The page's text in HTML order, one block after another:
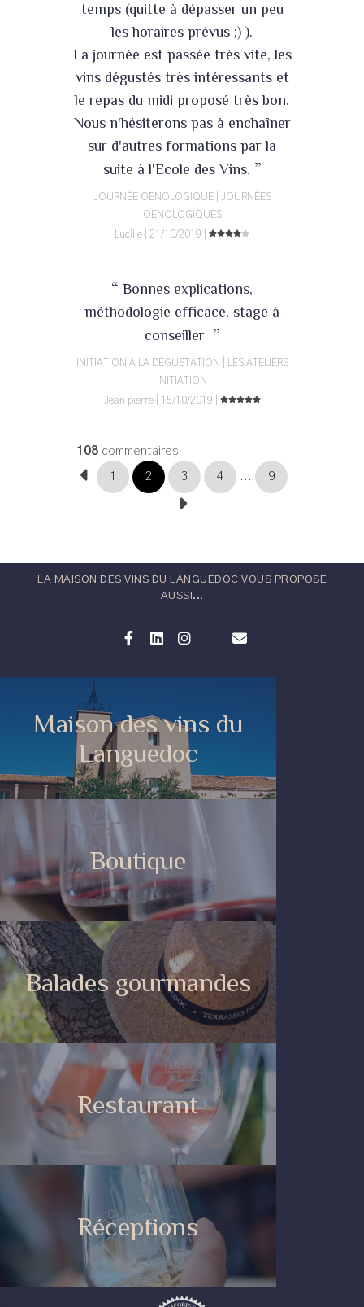
temps (quitte à dépasser un peu
les horaires prévus ;) ).
La journée est passée très vite, les
vins dégustés très intéressants et
le repas du midi proposé très bon.
Nous n'hésiterons pas à enchaîner
sur d'autres formations par la
suite à l'Ecole des Vins. ”
JOURNÉE OENOLOGIQUE | JOURNÉES
OENOLOGIQUES
Lucille | 21/10/2019 |
“ Bonnes explications,
méthodologie efficace, stage à
conseiller ”
INITIATION À LA DÉGUSTATION | LES ATELIERS
INITIATION
Jean pierre | 15/10/2019 |
108 commentaires
1 2 3 4 ... 9
LA MAISON DES VINS DU LANGUEDOC VOUS PROPOSE
AUSSI...
Maison des vins du
Languedoc
Boutique
Balades gourmandes
Restaurant
Réceptions